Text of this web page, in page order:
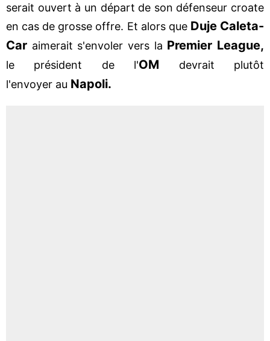
serait ouvert à un départ de son défenseur croate
en cas de grosse offre. Et alors que Duje Caleta-
Car aimerait s'envoler vers la Premier League,
le président de l'OM devrait plutôt
l'envoyer au Napoli.